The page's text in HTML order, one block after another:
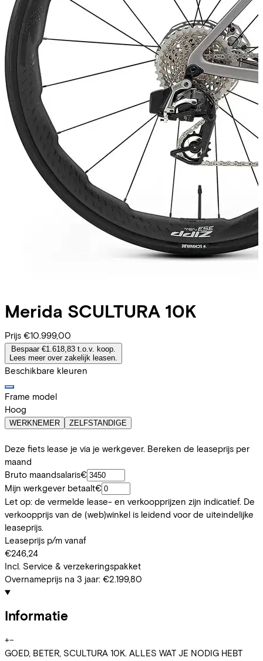
Merida SCULTURA 10K
Prijs €10.999,00
Bespaar €1.618,83 t.o.v. koop.
Lees meer over zakelijk leasen.
Beschikbare kleuren
Frame model
Hoog
WERKNEMER ZELFSTANDIGE
Deze fiets lease je via je werkgever. Bereken de leaseprijs per
maand
Bruto maandsalaris€
Mijn werkgever betaalt€
Let op: de vermelde lease- en verkoopprijzen zijn indicatief. De
verkoopprijs van de (web)winkel is leidend voor de uiteindelijke
leaseprijs.
Leaseprijs p/m vanaf
€246,24
Incl. Service & verzekeringspakket
Overnameprijs na 3 jaar: €2.199,80
Informatie
+−
GOED, BETER, SCULTURA 10K. ALLES WAT JE NODIG HEBT